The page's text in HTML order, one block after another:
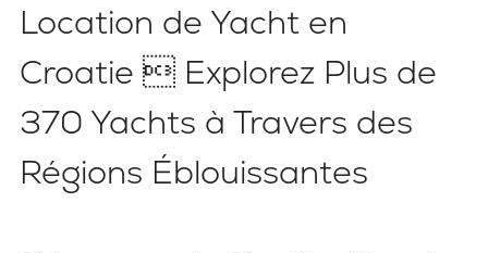
Location de Yacht en
Croatie  Explorez Plus de
370 Yachts à Travers des
Régions Éblouissantes